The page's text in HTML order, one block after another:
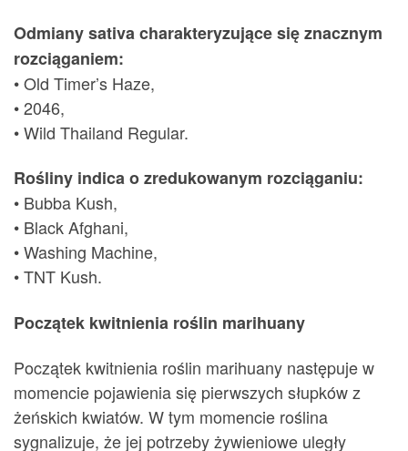
Odmiany sativa charakteryzujące się znacznym
rozciąganiem:
• Old Timer’s Haze,
• 2046,
• Wild Thailand Regular.
Rośliny indica o zredukowanym rozciąganiu:
• Bubba Kush,
• Black Afghani,
• Washing Machine,
• TNT Kush.
Początek kwitnienia roślin marihuany
Początek kwitnienia roślin marihuany następuje w
momencie pojawienia się pierwszych słupków z
żeńskich kwiatów. W tym momencie roślina
sygnalizuje, że jej potrzeby żywieniowe uległy